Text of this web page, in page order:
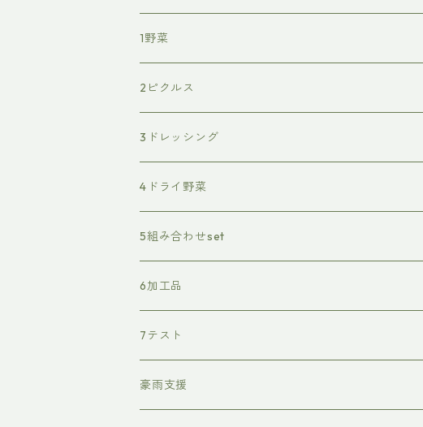
1野菜
2ピクルス
3ドレッシング
4ドライ野菜
5組み合わせset
6加工品
7テスト
豪雨支援